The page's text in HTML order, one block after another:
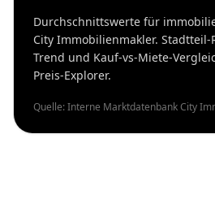
Durchschnittswerte für
City Immobilienmakler. Stadtteil-
Trend und Kauf-vs-Miete-
Preis-Explorer.
Quelle: Interne Marktdatenbank City